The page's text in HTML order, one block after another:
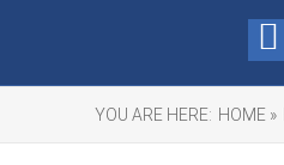
YOU ARE HERE: HOME »